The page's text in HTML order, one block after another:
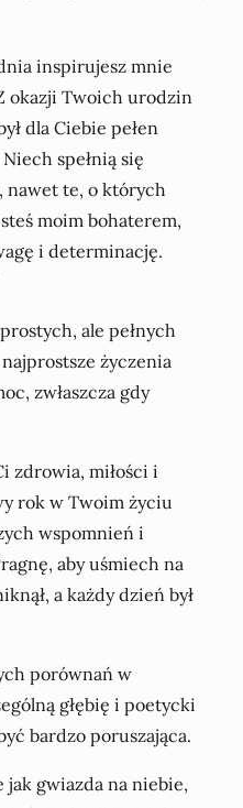
inspirujesz mnie
okazji Twoich urodzin
dla Ciebie pełen
spełnią się
nawet te, o których
moim bohaterem,
i determinację.
ale pełnych
życzenia
zwłaszcza gdy
zdrowia, miłości i
rok w Twoim życiu
wspomnień i
aby uśmiech na
a każdy dzień był
porównań w
głębię i poetycki
bardzo poruszająca.
jak gwiazda na niebie,